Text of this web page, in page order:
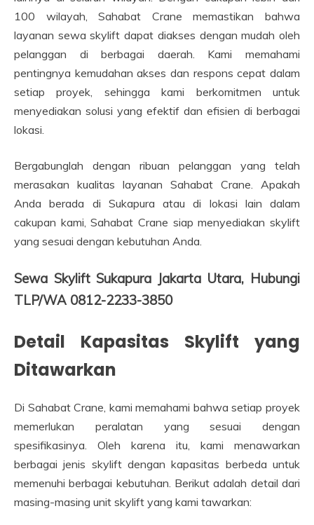
100 wilayah, Sahabat Crane memastikan bahwa
layanan sewa skylift dapat diakses dengan mudah oleh
pelanggan di berbagai daerah. Kami memahami
pentingnya kemudahan akses dan respons cepat dalam
setiap proyek, sehingga kami berkomitmen untuk
menyediakan solusi yang efektif dan efisien di berbagai
lokasi.
Bergabunglah dengan ribuan pelanggan yang telah
merasakan kualitas layanan Sahabat Crane. Apakah
Anda berada di Sukapura atau di lokasi lain dalam
cakupan kami, Sahabat Crane siap menyediakan skylift
yang sesuai dengan kebutuhan Anda.
Sewa Skylift Sukapura Jakarta Utara, Hubungi
TLP/WA 0812-2233-3850
Detail Kapasitas Skylift yang
Ditawarkan
Di Sahabat Crane, kami memahami bahwa setiap proyek
memerlukan peralatan yang sesuai dengan
spesifikasinya. Oleh karena itu, kami menawarkan
berbagai jenis skylift dengan kapasitas berbeda untuk
memenuhi berbagai kebutuhan. Berikut adalah detail dari
masing-masing unit skylift yang kami tawarkan: